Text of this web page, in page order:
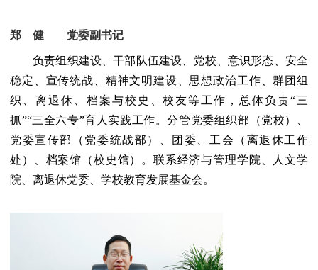
郑 健 党委副书记
负责组织建设、干部队伍建设、党校、意识形态、安全
稳定、宣传统战、精神文明建设、思想政治工作、群团组
织、离退休、档案与校史、校友等工作，总体负责“三
抓”“三全六专”育人实践工作。分管党委组织部（党校）、
党委宣传部（党委统战部）、团委、工会（离退休工作
处）、档案馆（校史馆）。联系经济与管理学院、人文学
院、离退休党委、学校教育发展基金会。